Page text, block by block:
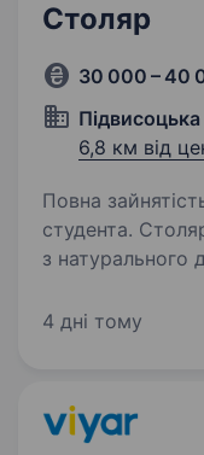
Столяр
30 000 – 40
6,8 км від
Повна
студента. Столяр (виробництво меблів
з натурального
на роботу
4 дні тому